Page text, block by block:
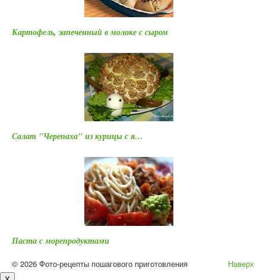
Картофель, запеченный в молоке с сыром
Салат "Черепаха" из курицы с я…
Паста с морепродуктами
Наверх
© 2026 Фото-рецепты пошагового приготовления